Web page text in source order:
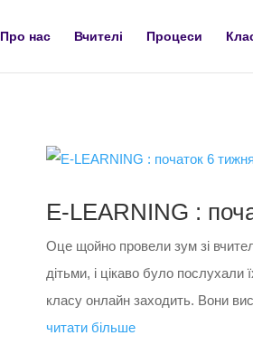
Про нас Вчителі Процеси
E-LEARNING :
Оце щойно провели зум зі
дітьми, і цікаво було послухали
класу онлайн заходить. Вони
читати більше